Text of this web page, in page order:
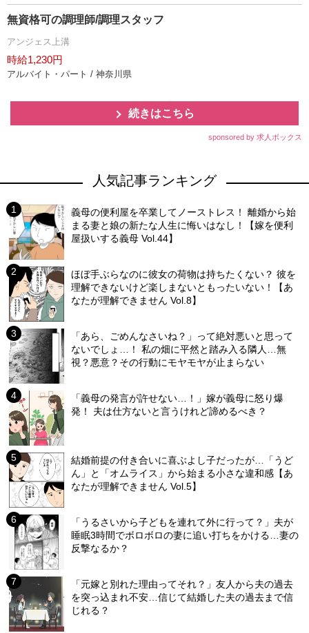
無資格可の調理師/調理スタッフ
アンジェス上溝
時給1,230円
アルバイト・パート / 神奈川県
続きはこちら
sponsored by 求人ボックス
人気記事ランキング
義母の便利屋を卒業してノーストレス！ 離婚から始
まる妻と娘の新たな人生に悔いはなし！【嫁を便利
屋扱いする義母 Vol.44】
ほぼ手ぶらなのに彼女の荷物は持ちたくない？ 彼を
理解できないけど楽しまないともったいない！【あ
なたが理解できません Vol.8】
「あら、ごめんなさいね？」って絶対悪いと思って
ないでしょ…！ 私の畑に平然と踏み入る隣人…無
視？悪意？その行動にモヤモヤが止まらない
「義母の発言が許せない…！」嫁が義母に怒り爆
発！ 夫は仕方ないと言うけれど諦めるべき？
結婚前提の付き合いに喜ぶよし子だったが…「うど
ん」と「オムライス」から始まる小さな違和感【あ
なたが理解できません Vol.5】
「うるさいから子どもを連れて外に行って？」夫が
睡眠3時間でボロボロの妻に追い打ちをかける…妻の
反撃なるか？
「元嫁と別れた理由ってそれ？」友人から夫の過去
を突っ込まれ不安…信じて結婚した夫の過去まで信
じれる？